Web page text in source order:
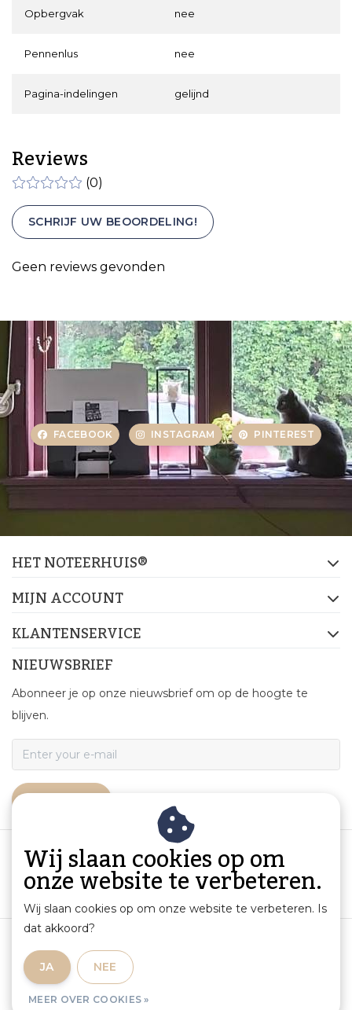
Opbergvak nee
Pennenlus nee
Pagina-indelingen gelijnd
Reviews
(0)
SCHRIJF UW BEOORDELING!
Geen reviews gevonden
FACEBOOK INSTAGRAM PINTEREST
HET NOTEERHUIS®
MIJN ACCOUNT
KLANTENSERVICE
NIEUWSBRIEF
Abonneer je op onze nieuwsbrief om op de hoogte te
blijven.
Productinformatie en aansprakelijkheid
Sitemap
Wij slaan cookies op om
onze website te verbeteren.
Wij slaan cookies op om onze website te verbeteren. Is
dat akkoord?
JA NEE
MEER OVER COOKIES »